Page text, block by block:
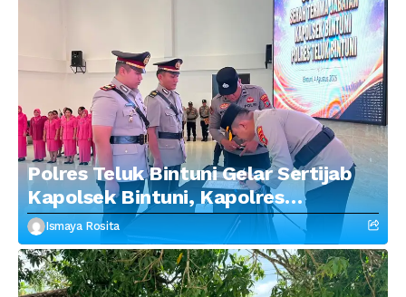
Polres Teluk Bintuni Gelar Sertijab
Kapolsek Bintuni, Kapolres
Tekankan Profesionalisme dan
Penguatan Sinergitas
Ismaya Rosita